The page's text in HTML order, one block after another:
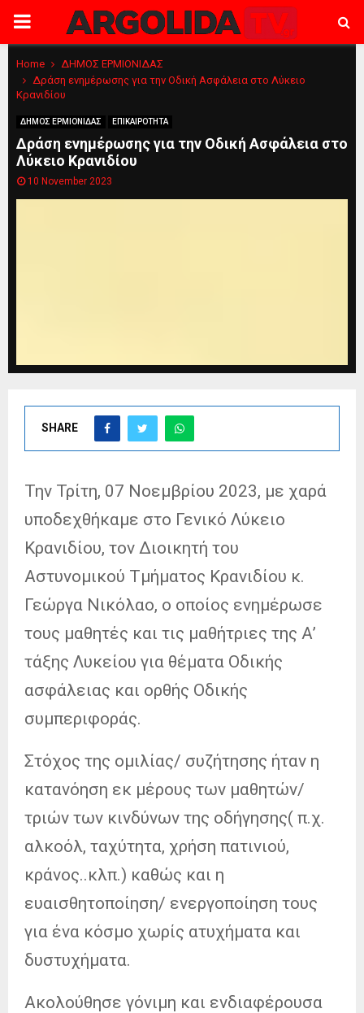
PRIMARY
MENU
Home
ΔΗΜΟΣ ΕΡΜΙΟΝΙΔΑΣ
Δράση ενημέρωσης για την Οδική Ασφάλεια στο Λύκειο
Κρανιδίου
ΔΗΜΟΣ ΕΡΜΙΟΝΙΔΑΣ ΕΠΙΚΑΙΡΟΤΗΤΑ
Δράση ενημέρωσης για την Οδική Ασφάλεια στο
Λύκειο Κρανιδίου
10 November 2023
SHARE
Την Τρίτη, 07 Νοεμβρίου 2023, με χαρά
υποδεχθήκαμε στο Γενικό Λύκειο
Κρανιδίου, τον Διοικητή του
Αστυνομικού Τμήματος Κρανιδίου κ.
Γεώργα Νικόλαο, ο οποίος ενημέρωσε
τους μαθητές και τις μαθήτριες της Α’
τάξης Λυκείου για θέματα Οδικής
ασφάλειας και ορθής Οδικής
συμπεριφοράς.
Στόχος της ομιλίας/ συζήτησης ήταν η
κατανόηση εκ μέρους των μαθητών/
τριών των κινδύνων της οδήγησης( π.χ.
αλκοόλ, ταχύτητα, χρήση πατινιού,
κράνος..κλπ.) καθώς και η
ευαισθητοποίηση/ ενεργοποίηση τους
για ένα κόσμο χωρίς ατυχήματα και
δυστυχήματα.
Ακολούθησε γόνιμη και ενδιαφέρουσα